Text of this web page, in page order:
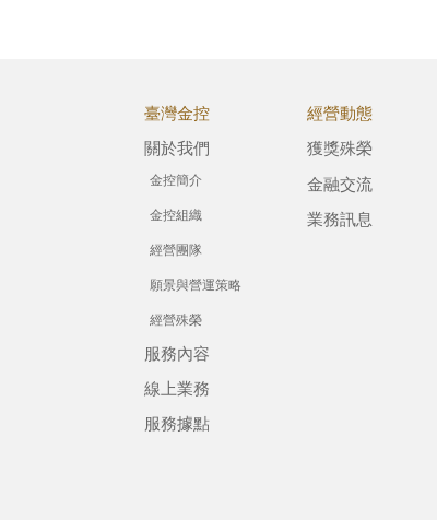
臺灣金控
關於我們
金控簡介
金控組織
經營團隊
願景與營運策略
經營殊榮
服務內容
線上業務
服務據點
經營動態
獲獎殊榮
金融交流
業務訊息